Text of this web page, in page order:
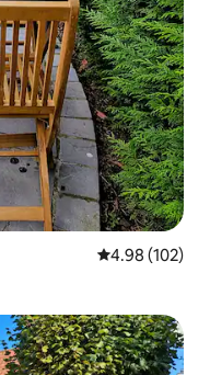
औसत रेटिंग 5 में से
4.98 (102)